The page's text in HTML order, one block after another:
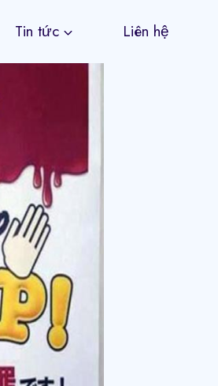
Tin tức Liên hệ